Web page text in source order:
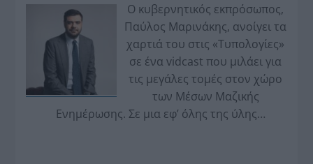
Ο κυβερνητικός εκπρόσωπος,
Παύλος Μαρινάκης, ανοίγει τα
χαρτιά του στις «Τυπολογίες»
σε ένα vidcast που μιλάει για
τις μεγάλες τομές στον χώρο
των Μέσων Μαζικής
Ενημέρωσης. Σε μια εφ’ όλης της ύλης